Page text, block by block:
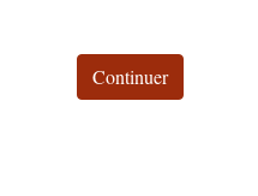
Continuer